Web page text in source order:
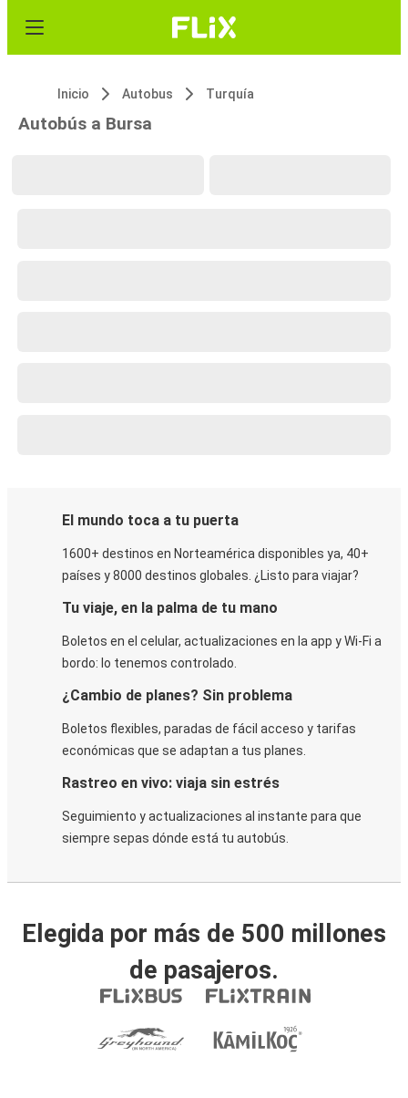
Inicio Autobus Turquía
Autobús a Bursa
El mundo toca a tu puerta
1600+ destinos en Norteamérica disponibles ya, 40+
países y 8000 destinos globales. ¿Listo para viajar?
Tu viaje, en la palma de tu mano
Boletos en el celular, actualizaciones en la app y Wi-Fi a
bordo: lo tenemos controlado.
¿Cambio de planes? Sin problema
Boletos flexibles, paradas de fácil acceso y tarifas
económicas que se adaptan a tus planes.
Rastreo en vivo: viaja sin estrés
Seguimiento y actualizaciones al instante para que
siempre sepas dónde está tu autobús.
Elegida por más de 500 millones
de pasajeros.